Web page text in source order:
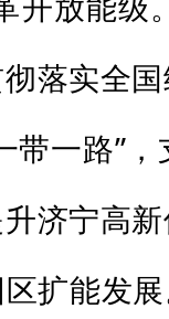
落实全
带一路”
济宁高
扩能发